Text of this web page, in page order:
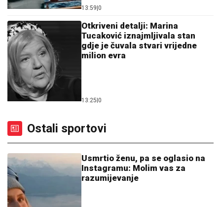
13:59 0
Otkriveni detalji: Marina
Tucaković iznajmljivala stan
gdje je čuvala stvari vrijedne
milion evra
13:25 0
Ostali sportovi
Usmrtio ženu, pa se oglasio na
Instagramu: Molim vas za
razumijevanje